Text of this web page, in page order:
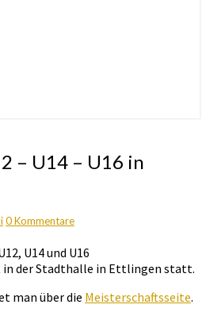
– U14 – U16 in
Kommentare
0 Kommentare
U14 und U16
in der Stadthalle in Ettlingen statt.
man über die Meisterschaftsseite.